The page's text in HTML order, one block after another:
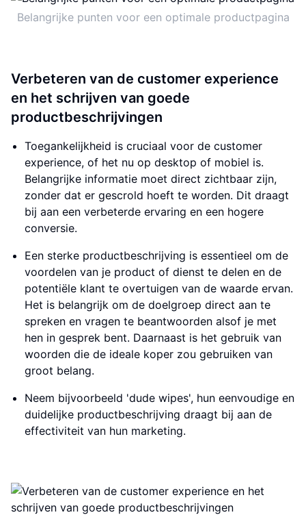
Belangrijke punten voor een optimale productpagina
Verbeteren van de customer experience
en het schrijven van goede
productbeschrijvingen
Toegankelijkheid is cruciaal voor de customer
experience, of het nu op desktop of mobiel is.
Belangrijke informatie moet direct zichtbaar zijn,
zonder dat er gescrold hoeft te worden. Dit draagt
bij aan een verbeterde ervaring en een hogere
conversie.
Een sterke productbeschrijving is essentieel om de
voordelen van je product of dienst te delen en de
potentiële klant te overtuigen van de waarde ervan.
Het is belangrijk om de doelgroep direct aan te
spreken en vragen te beantwoorden alsof je met
hen in gesprek bent. Daarnaast is het gebruik van
woorden die de ideale koper zou gebruiken van
groot belang.
Neem bijvoorbeeld 'dude wipes', hun eenvoudige en
duidelijke productbeschrijving draagt bij aan de
effectiviteit van hun marketing.